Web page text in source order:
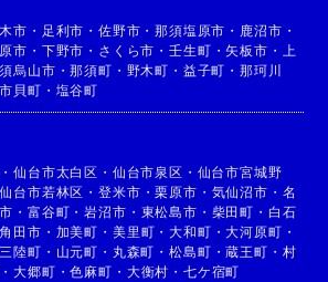
市 ・ 足利市 ・佐野市 ・那須塩原市 ・ 鹿沼市 ・
市 ・ 下野市 ・ さくら市 ・壬生町 ・矢板市 ・
上
烏山市 ・那須町 ・ 野木町 ・ 益子町 ・那珂川
市貝町 ・ 塩谷町
・仙台市太白区 ・ 仙台市泉区 ・ 仙台市宮城野
仙台市若林区 ・登米市 ・栗原市 ・ 気仙沼市 ・ 名
・富谷町 ・岩沼市 ・ 東松島市 ・ 柴田町 ・ 白石
角田市 ・ 加美町 ・ 美里町 ・大和町 ・大河原町 ・
陸町 ・ 山元町 ・ 丸森町 ・松島町 ・蔵王町 ・ 村
・大郷町 ・色麻町 ・ 大衡村 ・ 七ケ宿町